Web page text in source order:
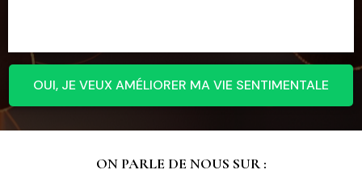
OUI, JE VEUX AMÉLIORER MA VIE SENTIMENTALE
ON PARLE DE NOUS SUR :